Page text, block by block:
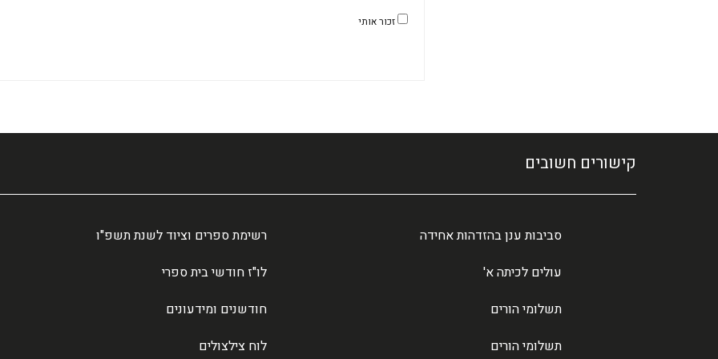
זכור אותי
קישורים חשובים
סביבות ענן בהזדהות אחידה
עולים לכיתה א'
תשלומי הורים
תשלומי הורים
רשימת ספרים וציוד לשנת תשפ"ו
לו"ז חודשי בית ספרי
חודשנים ומידעונים
לוח צילצולים